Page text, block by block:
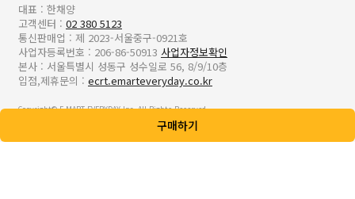
구매하기
대표 : 한채양
고객센터 : 02 380 5123
통신판매업 : 제 2023-서울중구-0921호
사업자등록번호 : 206-86-50913 사업자정보확인
본사 : 서울특별시 성동구 성수일로 56, 8/9/10층
입점,제휴문의 : ecrt.emarteveryday.co.kr
Copyright© E-MART EVERYDAY Inc. All Rights Reserved.